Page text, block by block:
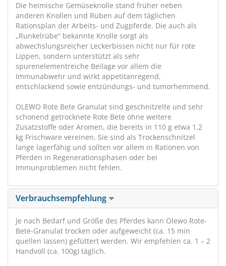
Die heimische Gemüseknolle stand früher neben
anderen Knollen und Rüben auf dem täglichen
Rationsplan der Arbeits- und Zugpferde. Die auch als
„Runkelrübe“ bekannte Knolle sorgt als
abwechslungsreicher Leckerbissen nicht nur für rote
Lippen, sondern unterstützt als sehr
spurenelementreiche Beilage vor allem die
Immunabwehr und wirkt appetitanregend,
entschlackend sowie entzündungs- und tumorhemmend.
OLEWO Rote Bete Granulat sind geschnitzelte und sehr
schonend getrocknete Rote Bete ohne weitere
Zusatzstoffe oder Aromen, die bereits in 110 g etwa 1,2
kg Frischware vereinen. Sie sind als Trockenschnitzel
lange lagerfähig und sollten vor allem in Rationen von
Pferden in Regenerationsphasen oder bei
Immunproblemen nicht fehlen.
Verbrauchsempfehlung
Je nach Bedarf und Größe des Pferdes kann Olewo Rote-
Bete-Granulat trocken oder aufgeweicht (ca. 15 min
quellen lassen) gefüttert werden. Wir empfehlen ca. 1 – 2
Handvoll (ca. 100g) täglich.